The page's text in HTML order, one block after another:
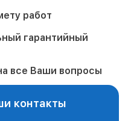
работ
гарантийный
все Ваши вопросы
контакты